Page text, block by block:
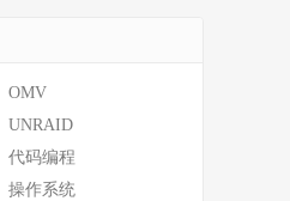
OMV
UNRAID
代码编程
操作系统